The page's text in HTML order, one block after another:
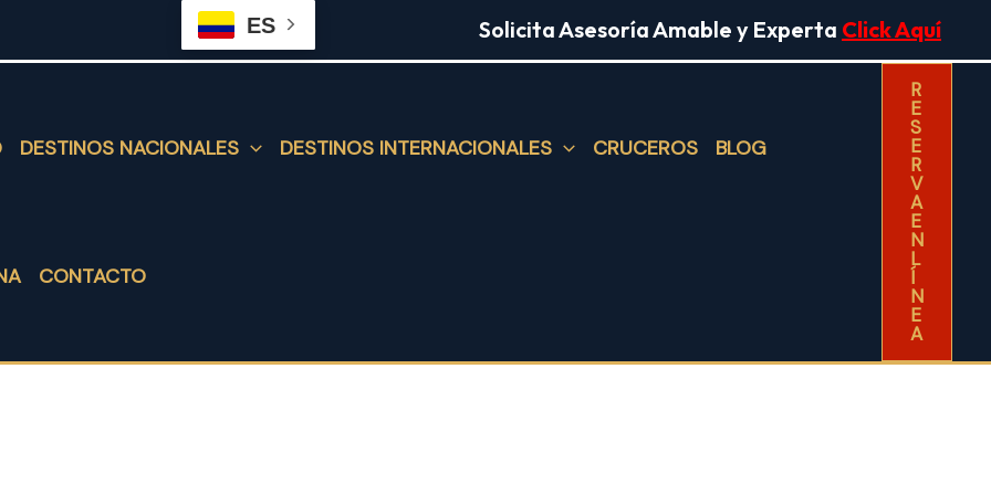
ES Solicita Asesoría Amable y Experta Click Aquí
DESTINOS NACIONALES DESTINOS INTERNACIONALES CRUCEROS BLOG
CONTACTO
R
E
S
E
R
V
A
E
N
L
Í
N
E
A